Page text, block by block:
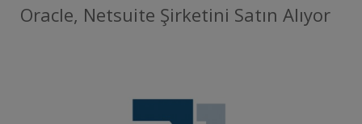
Oracle, Netsuite Şirketini Satın Alıyor